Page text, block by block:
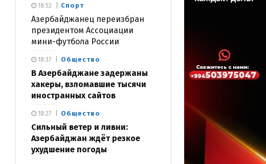
Спорт
Азербайджанец переизбран
президентом Ассоциации
мини-футбола России
18:52
Общество
В Азербайджане задержаны
хакеры, взломавшие тысячи
иностранных сайтов
18:37
Общество
Сильный ветер и ливни:
Азербайджан ждёт резкое
ухудшение погоды
18:27